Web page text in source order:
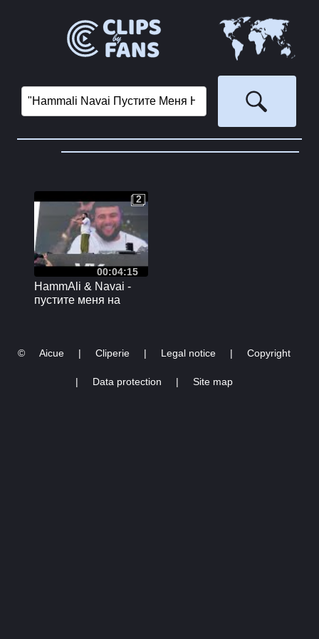
00:04:15
2
2
HammAli & Navai -
пустите меня на
© Aicue | Cliperie | Legal notice | Copyright
| Data protection | Site map